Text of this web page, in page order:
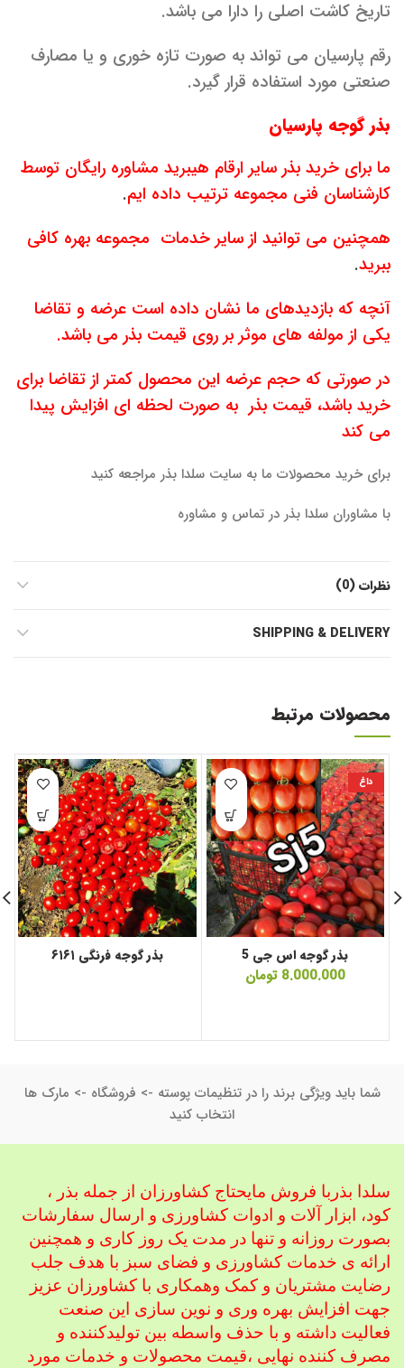
تاریخ کاشت اصلی را دارا می باشد.
رقم پارسیان می تواند به صورت تازه خوری و یا مصارف
صنعتی مورد استفاده قرار گیرد.
بذر گوجه پارسیان
ما برای خرید بذر سایر ارقام هیبرید مشاوره رایگان توسط
کارشناسان فنی مجموعه ترتیب داده ایم.
همچنین می توانید از سایر خدمات مجموعه بهره کافی
ببرید.
آنچه که بازدیدهای ما نشان داده است عرضه و تقاضا
یکی از مولفه های موثر بر روی قیمت بذر می باشد.
در صورتی که حجم عرضه این محصول کمتر از تقاضا برای
خرید باشد، قیمت بذر به صورت لحظه ای افزایش پیدا
می کند
برای خرید محصولات ما به سایت سلدا بذر مراجعه کنید
با مشاوران سلدا بذر در تماس و مشاوره
نظرات (0)
SHIPPING & DELIVERY
محصولات مرتبط
داغ
بذر گوجه اس جی 5
8.000.000 تومان
بذر گوجه فرنگی ۶۱۶۱
شما باید ویژگی برند را در تنظیمات پوسته -> فروشگاه -> مارک ها
انتخاب کنید
سلدا بذربا فروش مایحتاج کشاورزان از جمله بذر ،
کود، ابزار آلات و ادوات کشاورزی و ارسال سفارشات
بصورت روزانه و تنها در مدت یک روز کاری و همچنین
ارائه ی خدمات کشاورزی و فضای سبز با هدف جلب
رضایت مشتریان و کمک وهمکاری با کشاورزان عزیز
جهت افزایش بهره وری و نوین سازی این صنعت
فعالیت داشته و با حذف واسطه بین تولیدکننده و
مصرف کننده نهایی ،قیمت محصولات و خدمات مورد